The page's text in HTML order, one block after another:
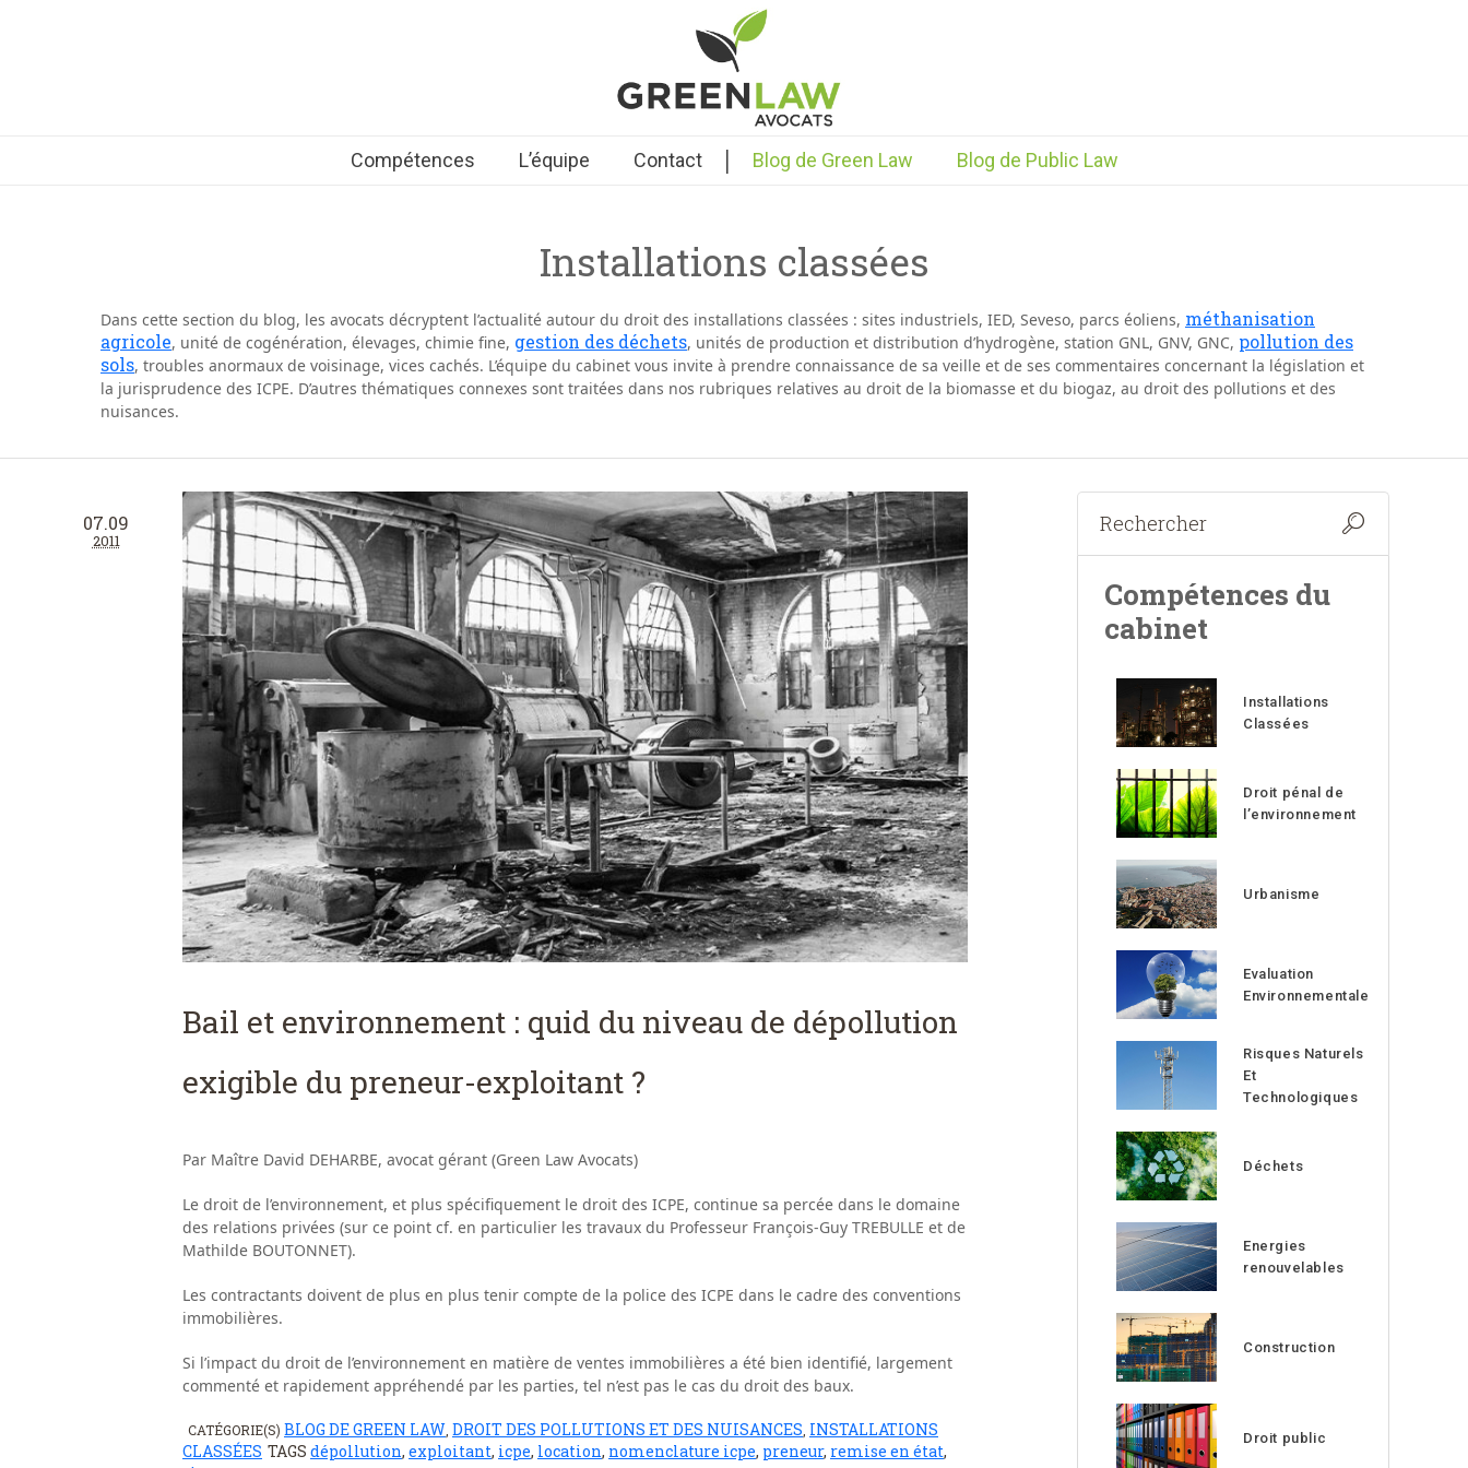
Compétences L’équipe Contact | Blog de Green Law Blog de Public Law
Installations classées
Dans cette section du blog, les avocats décryptent l’actualité autour du droit des installations classées : sites industriels, IED, Seveso, parcs éoliens, méthanisation
agricole, unité de cogénération, élevages, chimie fine, gestion des déchets, unités de production et distribution d’hydrogène, station GNL, GNV, GNC, pollution des
sols, troubles anormaux de voisinage, vices cachés. L’équipe du cabinet vous invite à prendre connaissance de sa veille et de ses commentaires concernant la législation et
la jurisprudence des ICPE. D’autres thématiques connexes sont traitées dans nos rubriques relatives au droit de la biomasse et du biogaz, au droit des pollutions et des
nuisances.
07.09
2011
Bail et environnement : quid du niveau de dépollution
exigible du preneur-exploitant ?
Par Maître David DEHARBE, avocat gérant (Green Law Avocats)
Le droit de l’environnement, et plus spécifiquement le droit des ICPE, continue sa percée dans le domaine
des relations privées (sur ce point cf. en particulier les travaux du Professeur François-Guy TREBULLE et de
Mathilde BOUTONNET).
Les contractants doivent de plus en plus tenir compte de la police des ICPE dans le cadre des conventions
immobilières.
Si l’impact du droit de l’environnement en matière de ventes immobilières a été bien identifié, largement
commenté et rapidement appréhendé par les parties, tel n’est pas le cas du droit des baux.
CATÉGORIE(S) BLOG DE GREEN LAW DROIT DES POLLUTIONS ET DES NUISANCES INSTALLATIONS
CLASSÉES TAGS dépollution, exploitant, icpe, location, nomenclature icpe, preneur, remise en état,
Compétences du
cabinet
Installations
Classées
Droit pénal de
l’environnement
Urbanisme
Evaluation
Environnementale
Risques Naturels
Et
Technologiques
Déchets
Energies
renouvelables
Construction
Droit public